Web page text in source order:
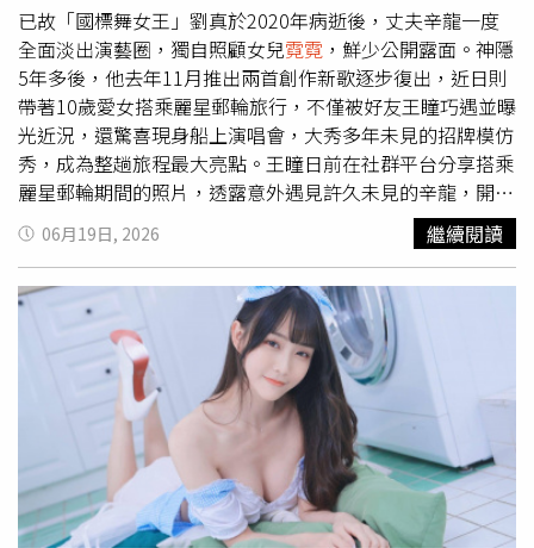
已故「國標舞女王」劉真於2020年病逝後，丈夫辛龍一度
全面淡出演藝圈，獨自照顧女兒霓霓 ，鮮少公開露面。神隱
5年多後，他去年11月推出兩首創作新歌逐步復出，近日則
帶著10歲愛女搭乘麗星郵輪旅行，不僅被好友王瞳巧遇並曝
光近況，還驚喜現身船上演唱會，大秀多年未見的招牌模仿
秀，成為整趟旅程最大亮點。王瞳日前在社群平台分享搭乘
麗星郵輪期間的照片，透露意外遇見許久未見的辛龍，開心
寫下：「我都叫他老爺啦！超久不見，看到你真開心！」照
片中，辛龍戴著帽子與墨鏡，一身黑色休閒裝扮，留著略顯
斑白的落腮鬍，但氣色紅潤、精神狀態相當不錯。王瞳則親
暱搭著他的肩膀，兩人一同對鏡頭比讚，展現深厚交情。據
了解，辛龍此行原本只是帶著10歲女兒霓霓 登船度假，享受
難得的親子時光。他事後也坦言，這趟旅程留下許多珍貴回
憶，「這幾天親子關係，對我來說是很美麗的回憶。」而這
次郵輪之旅的起點，則是陳美鳳受邀擔任海上「星光演唱
會」演出嘉賓後，主動邀請辛龍父女同行。原本只是單純度
假的辛龍，後來得知陳美鳳將登台演出後，主動向對方表
示：「姐，我可以上來互動一下嗎？」甚至提前準備約10首
歌曲、伴唱帶與監聽設備。陳美鳳透露，辛龍前一天才傳訊
06月19日, 2026 繼續閱讀